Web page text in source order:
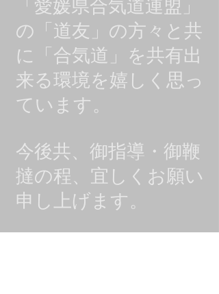
「愛媛県合気道連盟」
の「道友」の方々と共
に「合気道」を共有出
来る環境を嬉しく思っ
ています。
今後共、御指導・御鞭
撻の程、宜しくお願い
申し上げます。